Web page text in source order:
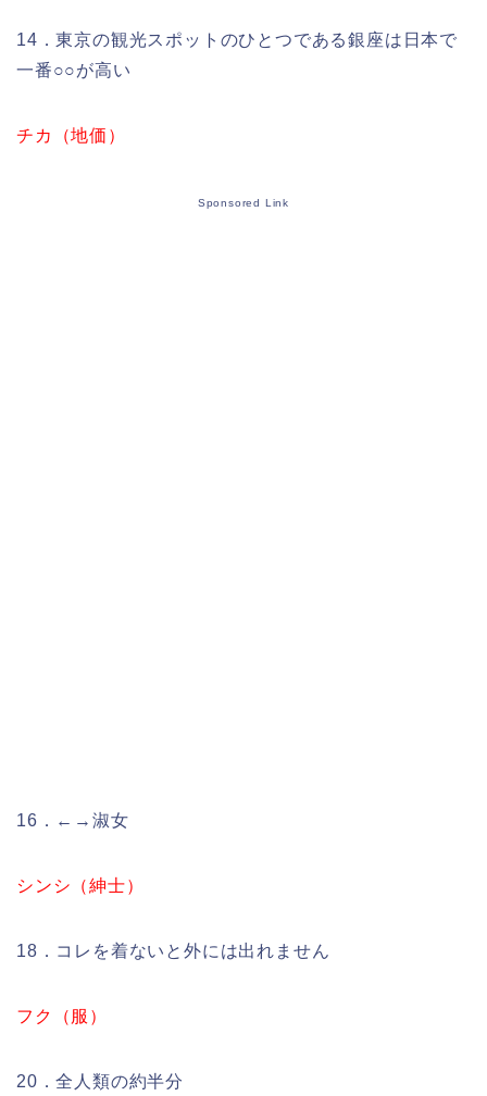
14．東京の観光スポットのひとつである銀座は日本で
一番○○が高い
チカ（地価）
Sponsored Link
16．←→淑女
シンシ（紳士）
18．コレを着ないと外には出れません
フク（服）
20．全人類の約半分